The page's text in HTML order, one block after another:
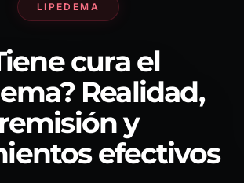
LIPEDEMA
cura el
Realidad,
remisión y
efectivos